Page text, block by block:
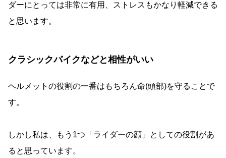
ダーにとっては非常に有用、ストレスもかなり軽減できる
と思います。
クラシックバイクなどと相性がいい
ヘルメットの役割の一番はもちろん命(頭部)を守ることで
す。
しかし私は、もう1つ「ライダーの顔」としての役割があ
ると思っています。